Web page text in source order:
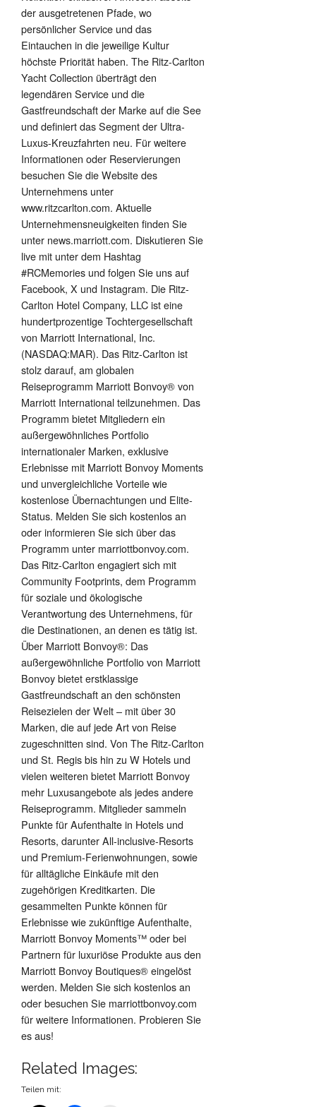
der ausgetretenen Pfade, wo
persönlicher Service und das
Eintauchen in die jeweilige Kultur
höchste Priorität haben. The Ritz-Carlton
Yacht Collection überträgt den
legendären Service und die
Gastfreundschaft der Marke auf die See
und definiert das Segment der Ultra-
Luxus-Kreuzfahrten neu. Für weitere
Informationen oder Reservierungen
besuchen Sie die Website des
Unternehmens unter
www.ritzcarlton.com. Aktuelle
Unternehmensneuigkeiten finden Sie
unter news.marriott.com. Diskutieren Sie
live mit unter dem Hashtag
#RCMemories und folgen Sie uns auf
Facebook, X und Instagram. Die Ritz-
Carlton Hotel Company, LLC ist eine
hundertprozentige Tochtergesellschaft
von Marriott International, Inc.
(NASDAQ:MAR). Das Ritz-Carlton ist
stolz darauf, am globalen
Reiseprogramm Marriott Bonvoy® von
Marriott International teilzunehmen. Das
Programm bietet Mitgliedern ein
außergewöhnliches Portfolio
internationaler Marken, exklusive
Erlebnisse mit Marriott Bonvoy Moments
und unvergleichliche Vorteile wie
kostenlose Übernachtungen und Elite-
Status. Melden Sie sich kostenlos an
oder informieren Sie sich über das
Programm unter marriottbonvoy.com.
Das Ritz-Carlton engagiert sich mit
Community Footprints, dem Programm
für soziale und ökologische
Verantwortung des Unternehmens, für
die Destinationen, an denen es tätig ist.
Über Marriott Bonvoy®: Das
außergewöhnliche Portfolio von Marriott
Bonvoy bietet erstklassige
Gastfreundschaft an den schönsten
Reisezielen der Welt – mit über 30
Marken, die auf jede Art von Reise
zugeschnitten sind. Von The Ritz-Carlton
und St. Regis bis hin zu W Hotels und
vielen weiteren bietet Marriott Bonvoy
mehr Luxusangebote als jedes andere
Reiseprogramm. Mitglieder sammeln
Punkte für Aufenthalte in Hotels und
Resorts, darunter All-inclusive-Resorts
und Premium-Ferienwohnungen, sowie
für alltägliche Einkäufe mit den
zugehörigen Kreditkarten. Die
gesammelten Punkte können für
Erlebnisse wie zukünftige Aufenthalte,
Marriott Bonvoy Moments™ oder bei
Partnern für luxuriöse Produkte aus den
Marriott Bonvoy Boutiques® eingelöst
werden. Melden Sie sich kostenlos an
oder besuchen Sie marriottbonvoy.com
für weitere Informationen. Probieren Sie
es aus!
Related Images:
Teilen mit: